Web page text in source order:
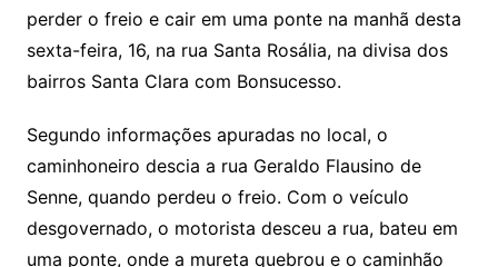
perder o freio e cair em uma ponte na manhã desta
sexta-feira, 16, na rua Santa Rosália, na divisa dos
bairros Santa Clara com Bonsucesso.
Segundo informações apuradas no local, o
caminhoneiro descia a rua Geraldo Flausino de
Senne, quando perdeu o freio. Com o veículo
desgovernado, o motorista desceu a rua, bateu em
uma ponte, onde a mureta quebrou e o caminhão